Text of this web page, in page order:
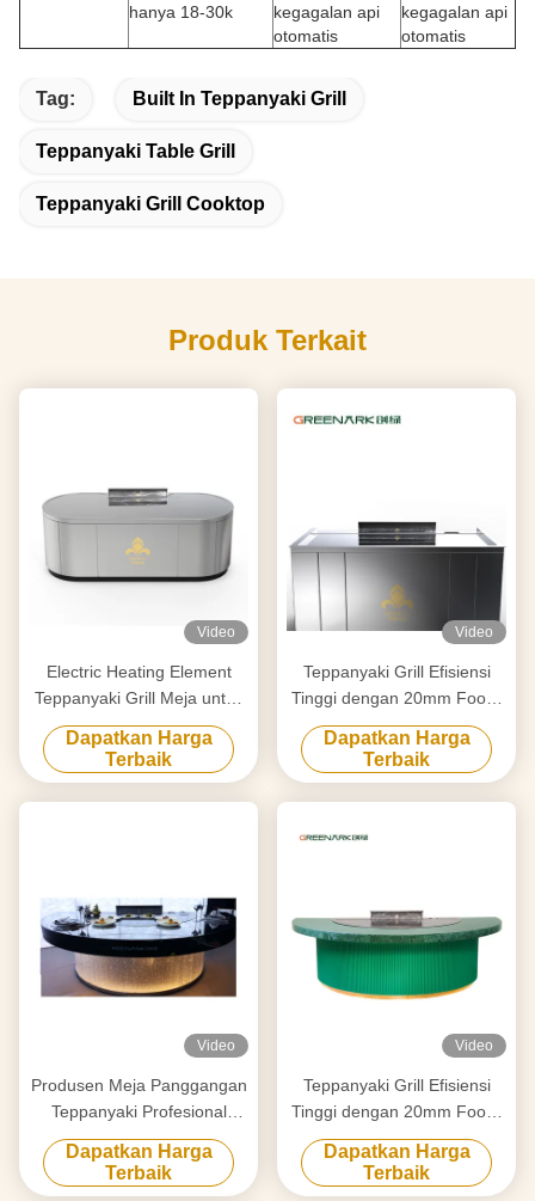
hanya 18-30k
kegagalan api
otomatis
kegagalan api
otomatis
Tag: Built In Teppanyaki Grill
Teppanyaki Table Grill
Teppanyaki Grill Cooktop
Produk Terkait
Video
Electric Heating Element
Teppanyaki Grill Meja untuk
Pembersihan Disesuaikan
dengan Kebutuhan Anda
Dapatkan Harga
Terbaik
Video
Teppanyaki Grill Efisiensi
Tinggi dengan 20mm Food-
Grade Alloy Steel
Countertop & Smart Heating
Dapatkan Harga
Terbaik
Video
Produsen Meja Panggangan
Teppanyaki Profesional
Dibuat Khusus Dengan
Desain Gratis Pemasok
Peralatan Panggangan
Dapatkan Harga
Terbaik
Video
Teppanyaki Grill Efisiensi
Tinggi dengan 20mm Food-
Grade Alloy Steel
Countertop & Smart Heating
Dapatkan Harga
Terbaik